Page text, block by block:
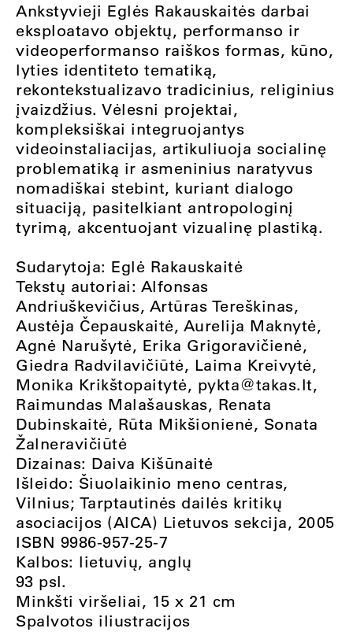
Ankstyvieji Eglės Rakauskaitės darbai
eksploatavo objektų, performanso ir
videoperformanso raiškos formas, kūno,
lyties identiteto tematiką,
rekontekstualizavo tradicinius, religinius
įvaizdžius. Vėlesni projektai,
kompleksiškai integruojantys
videoinstaliacijas, artikuliuoja socialinę
problematiką ir asmeninius naratyvus
nomadiškai stebint, kuriant dialogo
situaciją, pasitelkiant antropologinį
tyrimą, akcentuojant vizualinę plastiką.
Sudarytoja: Eglė Rakauskaitė
Tekstų autoriai: Alfonsas
Andriuškevičius, Artūras Tereškinas,
Austėja Čepauskaitė, Aurelija Maknytė,
Agnė Narušytė, Erika Grigoravičienė,
Giedra Radvilavičiūtė, Laima Kreivytė,
Monika Krikštopaitytė, pykta@takas.lt,
Raimundas Malašauskas, Renata
Dubinskaitė, Rūta Mikšionienė, Sonata
Žalneravičiūtė
Dizainas: Daiva Kišūnaitė
Išleido: Šiuolaikinio meno centras,
Vilnius; Tarptautinės dailės kritikų
asociacijos (AICA) Lietuvos sekcija, 2005
ISBN 9986-957-25-7
Kalbos: lietuvių, anglų
93 psl.
Minkšti viršeliai, 15 x 21 cm
Spalvotos iliustracijos